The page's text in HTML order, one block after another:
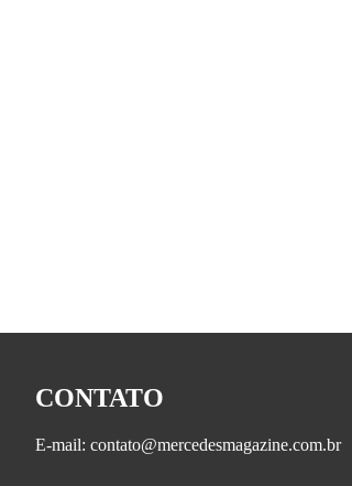
CONTATO
E-mail: contato@mercedesmagazine.com.br